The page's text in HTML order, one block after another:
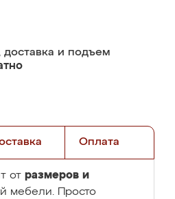
доставка и подъем
Оплата
от размеров и
мебели. Просто